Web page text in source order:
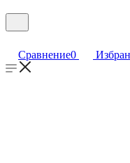
Сравнение0